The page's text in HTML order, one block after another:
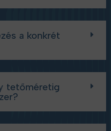
a konkrét
tetőméretig